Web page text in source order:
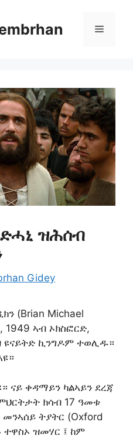
ዝሕሰብ
Gidey
(Brian Michael
1949 ኣብ ኦክስፎርድ,
ዩናይትድ ኪንግዶም ተወሊዱ።
ናይ ቀዳማይን ካልኣይን ደረጃ
ክሳብ 17 ዓመቱ
ትያትር (Oxford
ተዋስኦ ዝመሃር ፤ ከም